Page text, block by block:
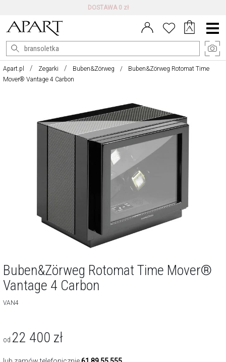
DARMOWE ZWROTY DO 100 DNI
Menu
główne
Apart.pl Zegarki Buben&Zörweg
Buben&Zörweg Rotomat Time
Mover® Vantage 4 Carbon
Buben&Zörweg Rotomat Time Mover®
Vantage 4 Carbon
VAN4
od 22 400 zł